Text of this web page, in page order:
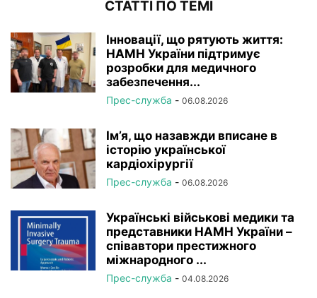
СТАТТІ ПО ТЕМІ
Інновації, що рятують життя:
НАМН України підтримує
розробки для медичного
забезпечення...
Прес-служба - 06.08.2026
Ім’я, що назавжди вписане в
історію української
кардіохірургії
Прес-служба - 06.08.2026
Українські військові медики та
представники НАМН України –
співавтори престижного
міжнародного ...
Прес-служба - 04.08.2026